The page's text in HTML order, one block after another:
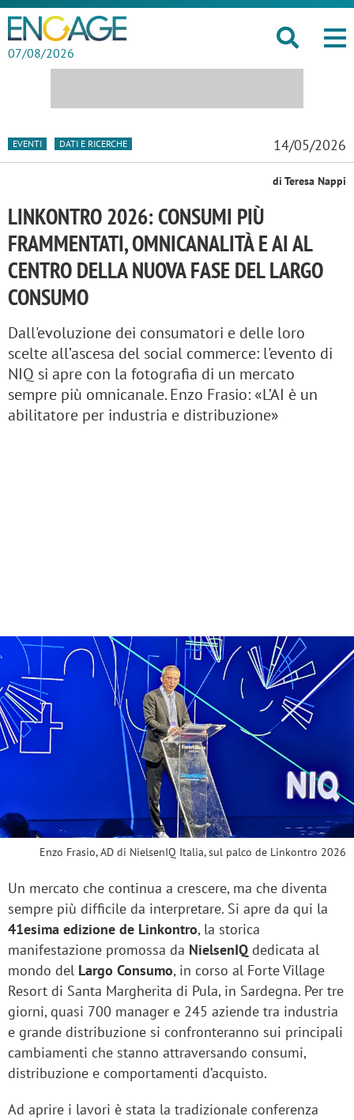
07/08/2026
EVENTI DATI E RICERCHE 14/05/2026
di Teresa Nappi
LINKONTRO 2026: CONSUMI PIÙ
FRAMMENTATI, OMNICANALITÀ E AI AL
CENTRO DELLA NUOVA FASE DEL LARGO
CONSUMO
Dall'evoluzione dei consumatori e delle loro
scelte all’ascesa del social commerce: l'evento di
NIQ si apre con la fotografia di un mercato
sempre più omnicanale. Enzo Frasio: «L’AI è un
abilitatore per industria e distribuzione»
Enzo Frasio, AD di NielsenIQ Italia, sul palco de Linkontro 2026
Un mercato che continua a crescere, ma che diventa
sempre più difficile da interpretare. Si apre da qui la
41esima edizione de Linkontro, la storica
manifestazione promossa da NielsenIQ dedicata al
mondo del Largo Consumo, in corso al Forte Village
Resort di Santa Margherita di Pula, in Sardegna. Per tre
giorni, quasi 700 manager e 245 aziende tra industria
e grande distribuzione si confronteranno sui principali
cambiamenti che stanno attraversando consumi,
distribuzione e comportamenti d’acquisto.
Ad aprire i lavori è stata la tradizionale conferenza